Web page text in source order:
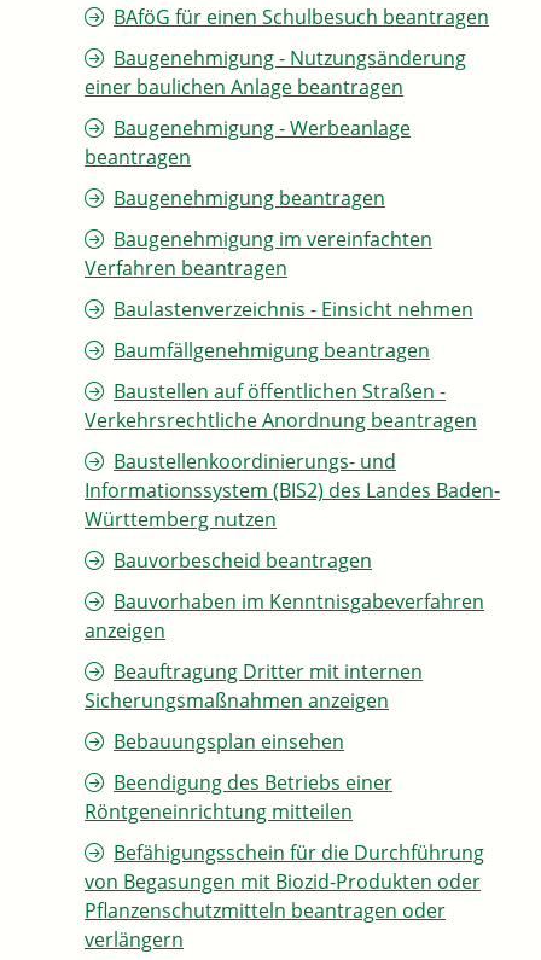
BAföG für einen Schulbesuch beantragen
Baugenehmigung - Nutzungsänderung
einer baulichen Anlage beantragen
Baugenehmigung - Werbeanlage
beantragen
Baugenehmigung beantragen
Baugenehmigung im vereinfachten
Verfahren beantragen
Baulastenverzeichnis - Einsicht nehmen
Baumfällgenehmigung beantragen
Baustellen auf öffentlichen Straßen -
Verkehrsrechtliche Anordnung beantragen
Baustellenkoordinierungs- und
Informationssystem (BIS2) des Landes Baden-
Württemberg nutzen
Bauvorbescheid beantragen
Bauvorhaben im Kenntnisgabeverfahren
anzeigen
Beauftragung Dritter mit internen
Sicherungsmaßnahmen anzeigen
Bebauungsplan einsehen
Beendigung des Betriebs einer
Röntgeneinrichtung mitteilen
Befähigungsschein für die Durchführung
von Begasungen mit Biozid-Produkten oder
Pflanzenschutzmitteln beantragen oder
verlängern